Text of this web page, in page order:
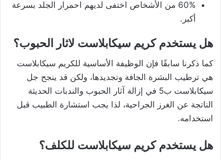
60% من الأشخاص اختفى لديهم احمرار الجلد بسرعة
أكبر.
هل يستخدم كريم سيكابلاست لاثار الحبوب؟
كما ذكرنا سابقًا فإن الوظيفة الأساسية للكريم سيكابلاست
هي ترطيب البشرة الجافة وتجديدها، ولكن قد ينجح جل
سيكابلاست ب5 في إزالة آثار الحبوب والندبات الحديثة
الناتجة عن الغرز الجراحية، لذا يجب استشارة الطبيب قبل
استخدامه.
هل يستخدم كريم سيكابلاست للكلف؟